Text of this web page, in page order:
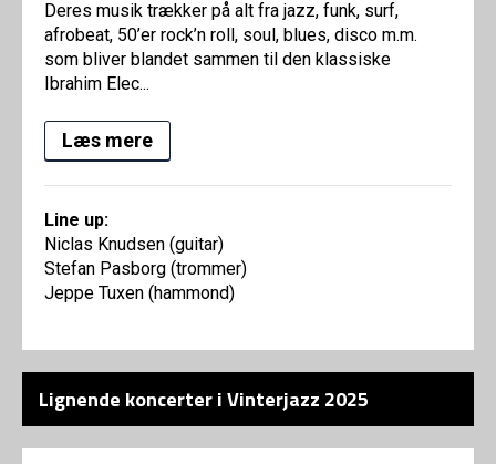
Deres musik trækker på alt fra jazz, funk, surf,
afrobeat, 50’er rock’n roll, soul, blues, disco m.m.
som bliver blandet sammen til den klassiske
Ibrahim Elec...
Læs mere
Line up:
Niclas Knudsen (guitar)
Stefan Pasborg (trommer)
Jeppe Tuxen (hammond)
Lignende koncerter i Vinterjazz 2025